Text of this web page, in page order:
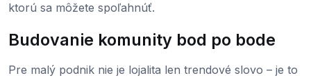
ktorú sa môžete spoľahnúť.
Budovanie komunity bod po bode
Pre malý podnik nie je lojalita len trendové slovo – je to